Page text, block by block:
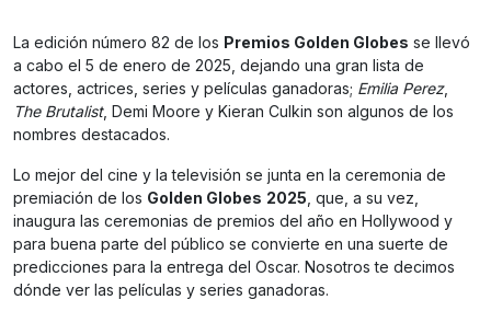
La edición número 82 de los Premios Golden Globes se llevó
a cabo el 5 de enero de 2025, dejando una gran lista de
actores, actrices, series y películas ganadoras; Emilia Perez,
The Brutalist, Demi Moore y Kieran Culkin son algunos de los
nombres destacados.
Lo mejor del cine y la televisión se junta en la ceremonia de
premiación de los Golden Globes 2025, que, a su vez,
inaugura las ceremonias de premios del año en Hollywood y
para buena parte del público se convierte en una suerte de
predicciones para la entrega del Oscar. Nosotros te decimos
dónde ver las películas y series ganadoras.